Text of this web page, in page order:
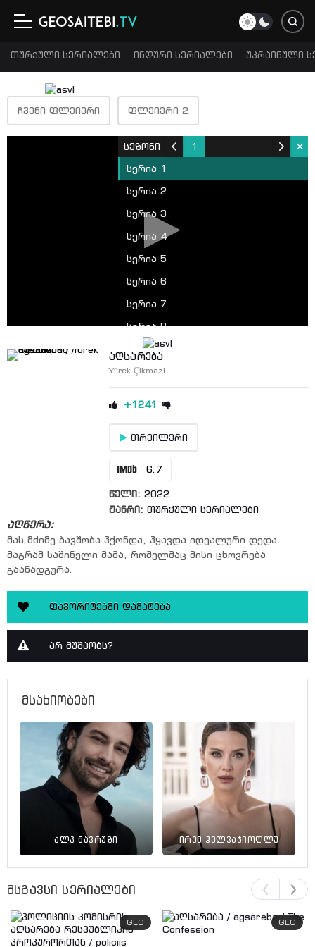
თურქული სერიალები ინდური სერიალები უკრაინული
ᲩᲕᲔᲜᲘ ᲤᲚᲔᲘᲔᲠᲘ ᲤᲚᲔᲘᲔᲠᲘ 2
სეზონი
1
სერია 1
სერია 2
სერია 3
სერია 4
სერია 5
სერია 6
სერია 7
სერია 8
სერია 9
სერია 10
სერია 13
სერია 16
სერია 18
სერია 23
სერია 26
სერია 27
სერია 28
სერია 29
სერია 30
სერია 31
სერია 32
სერია 33
სერია 34
სერია 35
აღსარება
Yürek Çikmazi
+1241
თრეილერი
6.7
წელი: 2022
ჟანრი: თურქული სერიალები
აღწერა:
მას მძიმე ბავშობა ჰქონდა, ჰყავდა იდეალური დედა
მაგრამ საშინელი მამა, რომელმაც მისი ცხოვრება
გაანადგურა.
ფავორიტებში დამატება
არ მუშაობს?
მსახიობები
ალპ ნავრუზი ირემ ჰელვაჯიოღლუ
მსგავსი სერიალები
GEO GEO